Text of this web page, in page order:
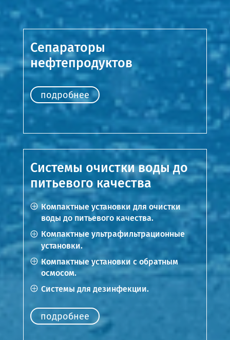
Сепараторы
нефтепродуктов
подробнее
Системы очистки воды до
питьевого качества
Компактные установки для очистки
воды до питьевого качества.
Компактные ультрафильтрационные
установки.
Компактные установки с обратным
осмосом.
Системы для дезинфекции.
подробнее